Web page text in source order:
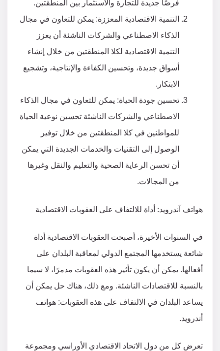
فرصًا جديدة للتجارة والاستثمار بين المنطقتين.
التنمية الاقتصادية المعززة: يمكن للتعاون في مجال
الذكاء الاصطناعي والشركات الناشئة أن يعزز
التنمية الاقتصادية لكلا المنطقتين من خلال إنشاء
أسواق جديدة، وتحسين الكفاءة والإنتاجية، وتشجيع
الابتكار.
تحسين جودة الحياة: يمكن للتعاون في مجال الذكاء
الاصطناعي والشركات الناشئة تحسين نوعية الحياة
للمواطنين في كلا المنطقتين من خلال توفير
الوصول إلى التقنيات والخدمات الجديدة التي يمكن
أن تحسن الرعاية الصحية والتعليم والنقل وغيرها
من المجالات.
هواتف آندرويد: أداة للالتفاف على العقوبات الاقتصادية
في السنوات الأخيرة، أصبحت العقوبات الاقتصادية أداة
شائعة يستخدمها المجتمع الدولي لمعاقبة البلدان على
أفعالها. يمكن أن يكون تأثير هذه العقوبات مدمرًا، لا سيما
بالنسبة للاقتصادات الناشئة. ومع ذلك، هناك حل يمكن أن
يساعد البلدان في الالتفاف على هذه العقوبات: هواتف
أندرويد.
تعرض كل من دول الاتحاد الاقتصادي الأوراسي ومجموعة